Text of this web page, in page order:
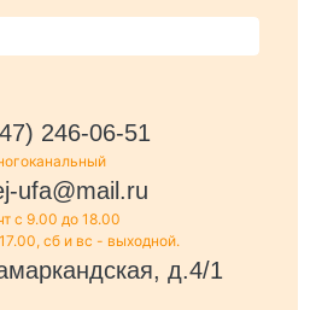
246-06-51
ufa@mail.ru
с 9.00 до 18.00
сб и вс - выходной.
д.4/1